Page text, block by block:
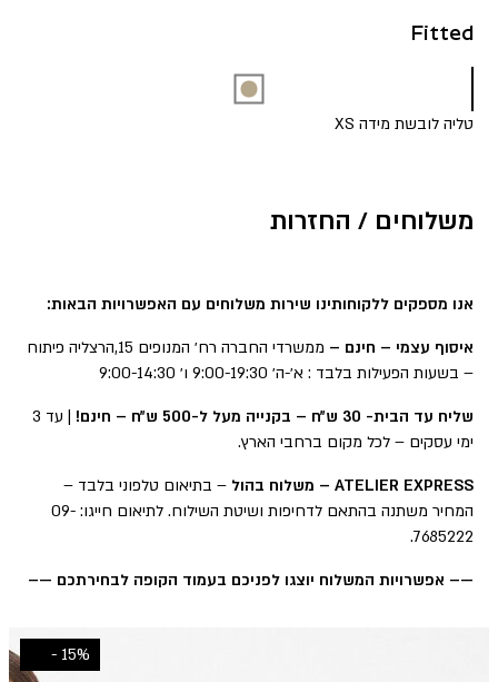
Fitted
טליה לובשת מידה XS
משלוחים / החזרות
אנו מספקים ללקוחותינו שירות משלוחים עם האפשרויות הבאות:
איסוף עצמי – חינם –
ממשרדי החברה רח׳ המנופים 15,הרצליה פיתוח
– בשעות הפעילות בלבד : א׳-ה׳ 9:00-19:30 ו׳ 9:00-14:30
שליח עד הבית- 30 ש״ח – בקנייה מעל ל-500 ש״ח – חינם!
| עד 3
ימי עסקים – לכל מקום ברחבי הארץ.
ATELIER EXPRESS – משלוח בהול
– בתיאום טלפוני בלבד –
המחיר משתנה בהתאם לדחיפות ושיטת השילוח. לתיאום חייגו: 09-
7685222.
—– אפשרויות המשלוח יוצגו לפניכם בעמוד הקופה לבחירתכם —–
15% -